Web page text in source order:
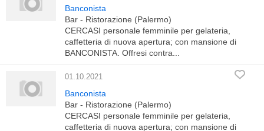
Banconista
Bar - Ristorazione (Palermo)
CERCASI personale femminile per gelateria,
caffetteria di nuova apertura; con mansione di
BANCONISTA. Offresi contra...
01.10.2021
Banconista
Bar - Ristorazione (Palermo)
CERCASI personale femminile per gelateria,
caffetteria di nuova apertura; con mansione di